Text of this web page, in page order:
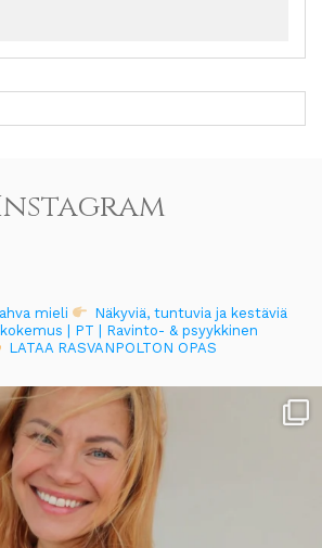
mieli
Näkyviä, tuntuvia ja kestäviä
kokemus | PT | Ravinto- & psyykkinen
LATAA RASVANPOLTON OPAS